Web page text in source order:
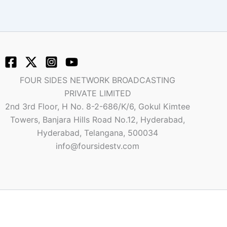
FOUR SIDES NETWORK BROADCASTING
PRIVATE LIMITED
2nd 3rd Floor, H No. 8-2-686/K/6, Gokul Kimtee
Towers, Banjara Hills Road No.12, Hyderabad,
Hyderabad, Telangana, 500034
info@foursidestv.com